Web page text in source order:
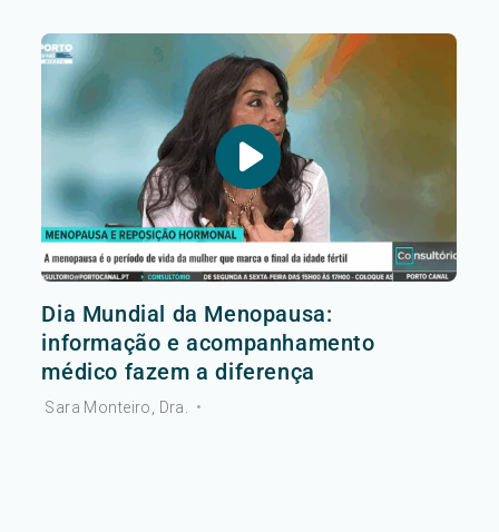
Dia Mundial da Menopausa:
informação e acompanhamento
médico fazem a diferença
Sara Monteiro, Dra. •